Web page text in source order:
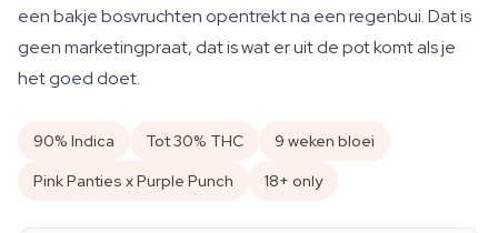
een bakje bosvruchten opentrekt na een regenbui. Dat is
geen marketingpraat, dat is wat er uit de pot komt als je
het goed doet.
90% Indica Tot 30% THC
9 weken bloei
Pink Panties x Purple Punch
18+ only